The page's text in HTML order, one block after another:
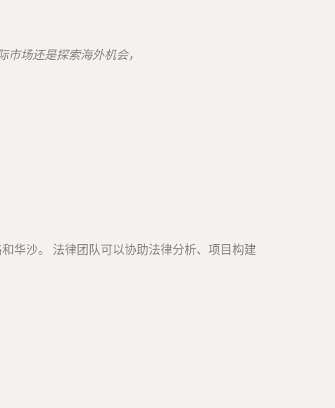
场还是探索海外机会，
华沙。 法律团队可以协助法律分析、项目构建